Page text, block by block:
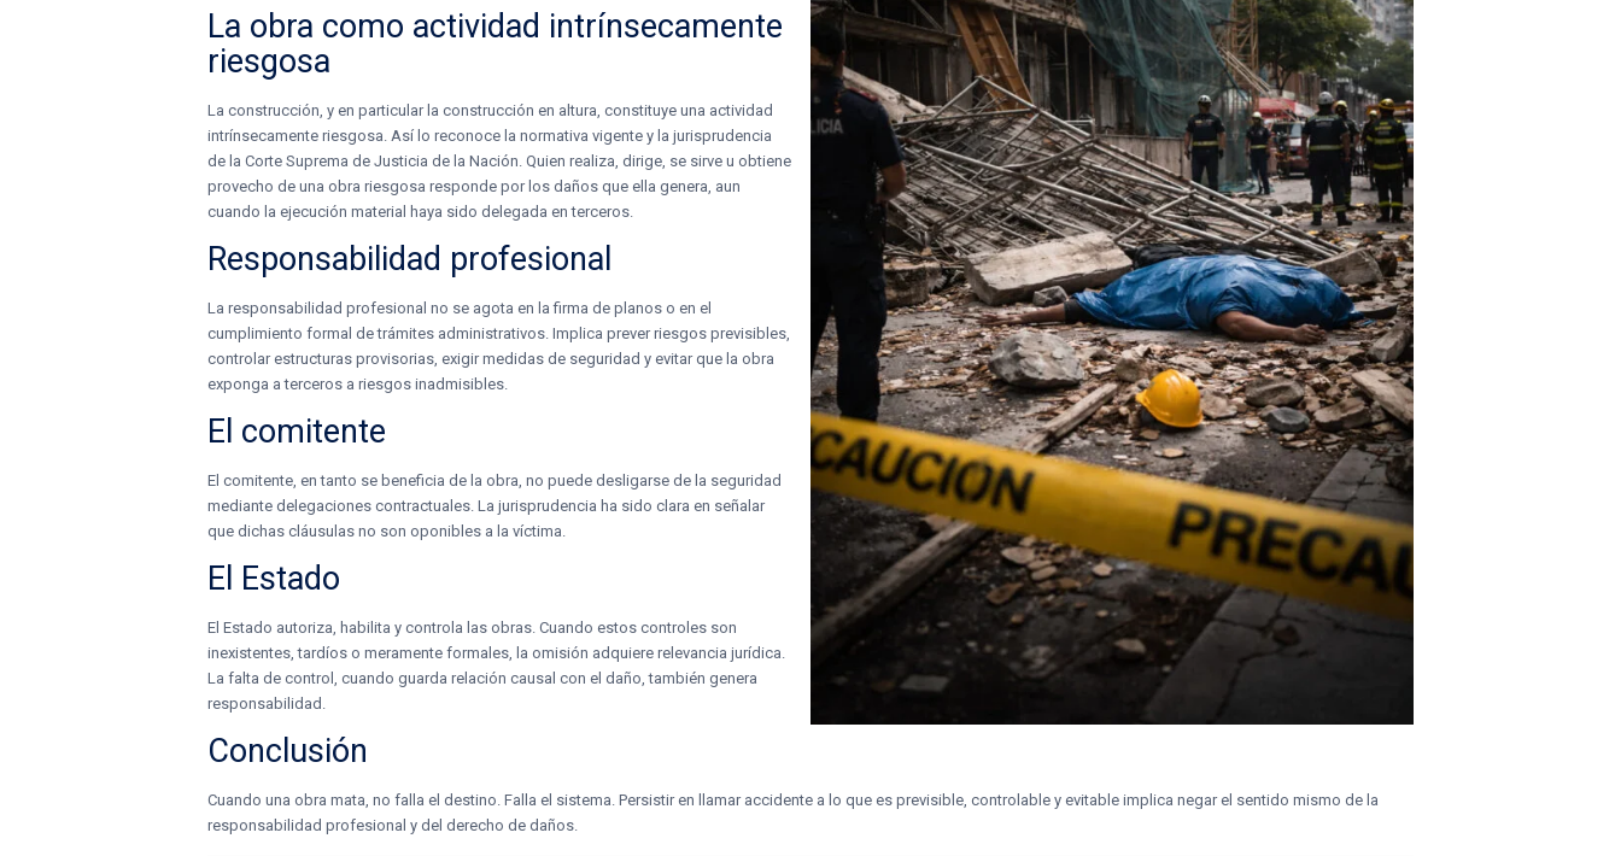
La obra como actividad intrínsecamente
riesgosa
La construcción, y en particular la construcción en altura, constituye una actividad
intrínsecamente riesgosa. Así lo reconoce la normativa vigente y la jurisprudencia
de la Corte Suprema de Justicia de la Nación. Quien realiza, dirige, se sirve u obtiene
provecho de una obra riesgosa responde por los daños que ella genera, aun
cuando la ejecución material haya sido delegada en terceros.
Responsabilidad profesional
La responsabilidad profesional no se agota en la firma de planos o en el
cumplimiento formal de trámites administrativos. Implica prever riesgos previsibles,
controlar estructuras provisorias, exigir medidas de seguridad y evitar que la obra
exponga a terceros a riesgos inadmisibles.
El comitente
El comitente, en tanto se beneficia de la obra, no puede desligarse de la seguridad
mediante delegaciones contractuales. La jurisprudencia ha sido clara en señalar
que dichas cláusulas no son oponibles a la víctima.
El Estado
El Estado autoriza, habilita y controla las obras. Cuando estos controles son
inexistentes, tardíos o meramente formales, la omisión adquiere relevancia jurídica.
La falta de control, cuando guarda relación causal con el daño, también genera
responsabilidad.
Conclusión
Cuando una obra mata, no falla el destino. Falla el sistema. Persistir en llamar accidente a lo que es previsible, controlable y evitable implica negar el sentido mismo de la
responsabilidad profesional y del derecho de daños.